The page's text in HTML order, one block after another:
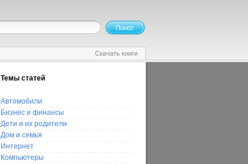
Скачать книги
Темы статей
Автомобили
Бизнес и финансы
Дети и их родители
Дом и семья
Интернет
Компьютеры